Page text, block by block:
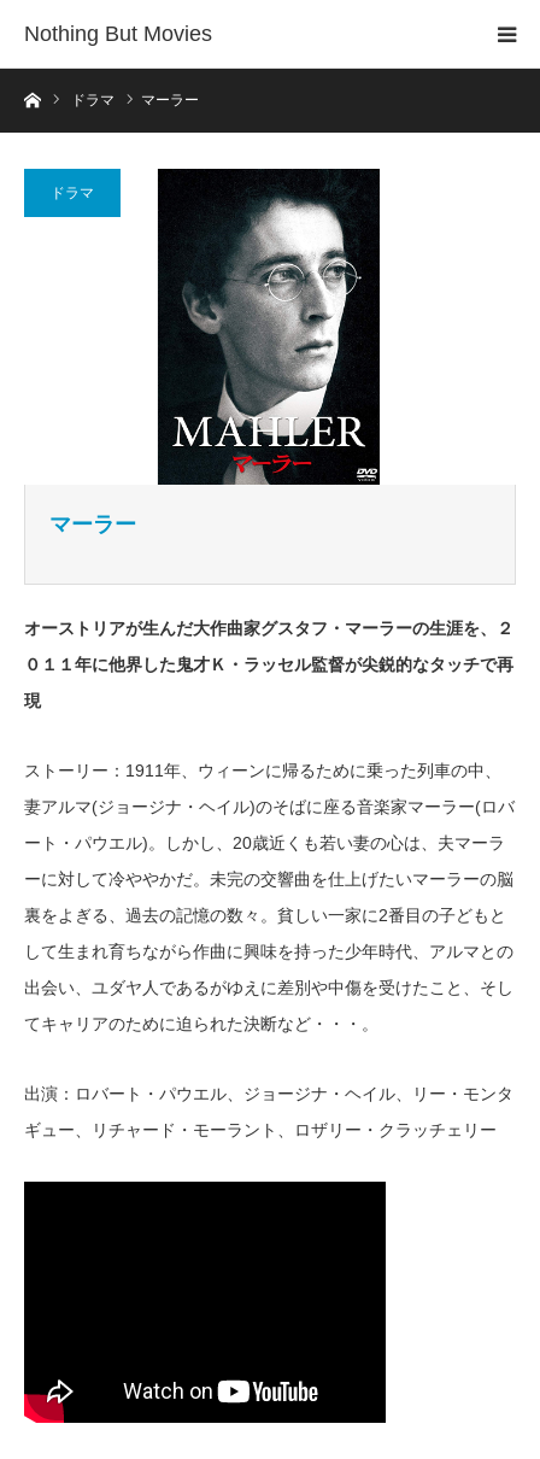
Nothing But Movies
ホームドラマ マーラー
ドラマ
マーラー
オーストリアが生んだ大作曲家グスタフ・マーラーの生涯を、２
０１１年に他界した鬼才Ｋ・ラッセル監督が尖鋭的なタッチで再
現
ストーリー：1911年、ウィーンに帰るために乗った列車の中、
妻アルマ(ジョージナ・ヘイル)のそばに座る音楽家マーラー(ロバ
ート・パウエル)。しかし、20歳近くも若い妻の心は、夫マーラ
ーに対して冷ややかだ。未完の交響曲を仕上げたいマーラーの脳
裏をよぎる、過去の記憶の数々。貧しい一家に2番目の子どもと
して生まれ育ちながら作曲に興味を持った少年時代、アルマとの
出会い、ユダヤ人であるがゆえに差別や中傷を受けたこと、そし
てキャリアのために迫られた決断など・・・。
出演：ロバート・パウエル、ジョージナ・ヘイル、リー・モンタ
ギュー、リチャード・モーラント、ロザリー・クラッチェリー